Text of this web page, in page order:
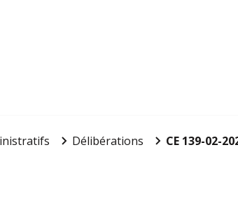
Délibérations CE 139-02-